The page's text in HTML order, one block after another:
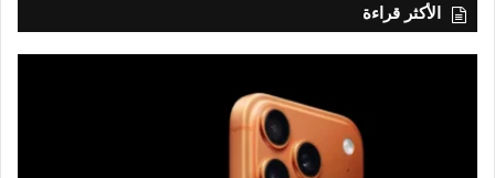
الأكثر قراءة